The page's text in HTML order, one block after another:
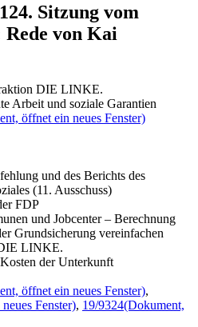
124. Sitzung vom
Rede von Kai
DIE LINKE.
Arbeit und soziale Garantien
öffnet ein neues Fenster)
und des Berichts des
(11. Ausschuss)
FDP
und Jobcenter – Berechnung
Grundsicherung vereinfachen
LINKE.
der Unterkunft
öffnet ein neues Fenster),
Fenster), 19/9324(Dokument,